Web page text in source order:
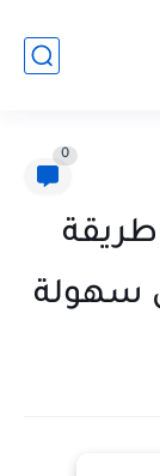
0
تنزيل برنامج كاميرا b612 طريقة